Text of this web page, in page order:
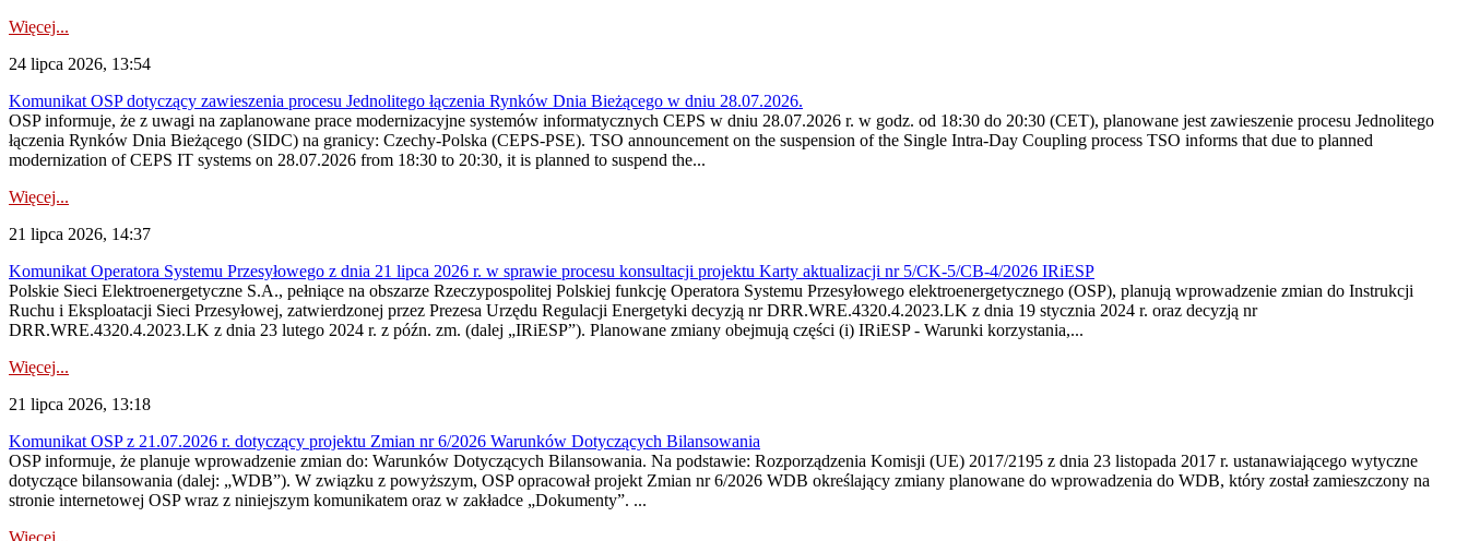
Więcej...
24 lipca 2026, 13:54
Komunikat OSP dotyczący zawieszenia procesu Jednolitego łączenia Rynków Dnia Bieżącego w dniu 28.07.2026.
OSP informuje, że z uwagi na zaplanowane prace modernizacyjne systemów informatycznych CEPS w dniu 28.07.2026 r. w godz. od 18:30 do 20:30 (CET), planowane jest zawieszenie procesu Jednolitego
łączenia Rynków Dnia Bieżącego (SIDC) na granicy: Czechy-Polska (CEPS-PSE). TSO announcement on the suspension of the Single Intra-Day Coupling process TSO informs that due to planned
modernization of CEPS IT systems on 28.07.2026 from 18:30 to 20:30, it is planned to suspend the...
Więcej...
21 lipca 2026, 14:37
Komunikat Operatora Systemu Przesyłowego z dnia 21 lipca 2026 r. w sprawie procesu konsultacji projektu Karty aktualizacji nr 5/CK-5/CB-4/2026 IRiESP
Polskie Sieci Elektroenergetyczne S.A., pełniące na obszarze Rzeczypospolitej Polskiej funkcję Operatora Systemu Przesyłowego elektroenergetycznego (OSP), planują wprowadzenie zmian do Instrukcji
Ruchu i Eksploatacji Sieci Przesyłowej, zatwierdzonej przez Prezesa Urzędu Regulacji Energetyki decyzją nr DRR.WRE.4320.4.2023.LK z dnia 19 stycznia 2024 r. oraz decyzją nr
DRR.WRE.4320.4.2023.LK z dnia 23 lutego 2024 r. z późn. zm. (dalej „IRiESP”). Planowane zmiany obejmują części (i) IRiESP - Warunki korzystania,...
Więcej...
21 lipca 2026, 13:18
Komunikat OSP z 21.07.2026 r. dotyczący projektu Zmian nr 6/2026 Warunków Dotyczących Bilansowania
OSP informuje, że planuje wprowadzenie zmian do: Warunków Dotyczących Bilansowania. Na podstawie: Rozporządzenia Komisji (UE) 2017/2195 z dnia 23‍ listopada 2017 r. ustanawiającego wytyczne
dotyczące bilansowania (dalej: „WDB”). W związku z powyższym, OSP opracował projekt Zmian nr 6/2026 WDB określający zmiany planowane do wprowadzenia do WDB, który został zamieszczony na
stronie internetowej OSP wraz z niniejszym komunikatem oraz w zakładce „Dokumenty”. ...
Więcej...